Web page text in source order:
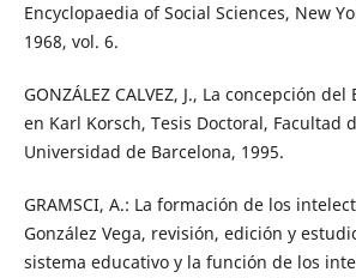
Encyclopaedia of Social Sciences, New
1968, vol. 6.
GONZÁLEZ CALVEZ, J., La concepción
en Karl Korsch, Tesis Doctoral, Facultad
Universidad de Barcelona, 1995.
GRAMSCI, A.: La formación de los
González Vega, revisión, edición y
sistema educativo y la función de los